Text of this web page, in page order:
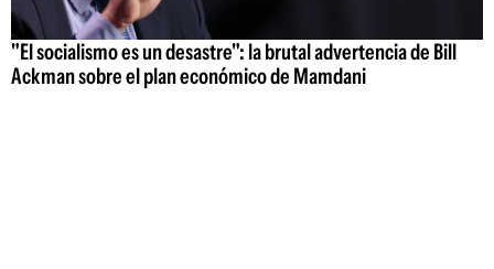
"El socialismo es un desastre": la brutal advertencia de Bill
Ackman sobre el plan económico de Mamdani